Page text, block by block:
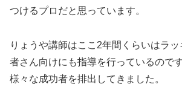
つけるプロだと思っています。
りょうや講師はここ2年間くらいはラ
者さん向けにも指導を行っているので
様々な成功者を排出してきました。